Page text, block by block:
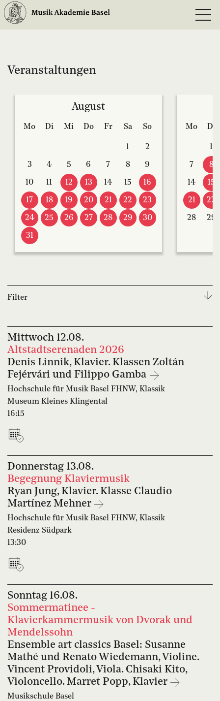
Veranstaltungen
August
Mo Di Mi Do Fr Sa So
1 2
3 4 5 6 7 8 9
10 11 12 13 14 15 16
17 18 19 20 21 22 23
24 25 26 27 28 29 30
31
Mo Di
1
7 8
14 15
21 22
28 29
Filter
Musikschule der Schola Cantorum Basiliensis
Vera Oeri-Bibliothek Musikschule Riehen
Schola Cantorum Basiliensis Musikschule Basel
Musik-Akademie Basel
Hochschule für Musik Basel FHNW, Jazz
12.08.
Mittwoch
Altstadtserenaden 2026
Denis Linnik, Klavier. Klassen Zoltán
Fejérvári und Filippo Gamba
Hochschule für Musik Basel FHNW, Klassik
Museum Kleines Klingental
16:15
13.08.
Donnerstag
Begegnung Klaviermusik
Ryan Jung, Klavier. Klasse Claudio
Martínez Mehner
Hochschule für Musik Basel FHNW, Klassik
Residenz Südpark
13:30
16.08.
Sonntag
Sommermatinee -
Klavierkammermusik von Dvorak und
Mendelssohn
Ensemble art classics Basel: Susanne
Mathé und Renato Wiedemann, Violine.
Vincent Providoli, Viola. Chisaki Kito,
Violoncello. Marret Popp, Klavier
Musikschule Basel